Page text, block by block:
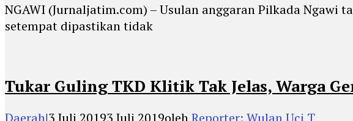
NGAWI (Jurnaljatim.com) – Usulan anggaran Pilkada Ngawi
setempat dipastikan tidak
Tukar Guling TKD Klitik Tak Jelas, Warga
Daerah|3 Juli 20193 Juli 2019olehReporter: Wulan Uci T